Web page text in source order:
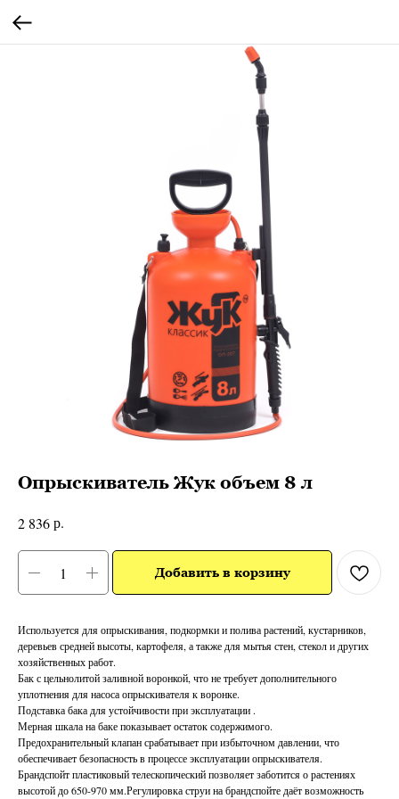
Опрыскиватель Жук объем 8 л
2 836р.
Добавить в корзину
Используется для опрыскивания, подкормки и полива растений, кустарников,
деревьев средней высоты, картофеля, а также для мытья стен, стекол и других
хозяйственных работ.
Бак с цельнолитой заливной воронкой, что не требует дополнительного
уплотнения для насоса опрыскивателя к воронке.
Подставка бака для устойчивости при эксплуатации .
Мерная шкала на баке показывает остаток содержимого.
Предохранительный клапан срабатывает при избыточном давлении, что
обеспечивает безопасность в процессе эксплуатации опрыскивателя.
Брандспойт пластиковый телескопический позволяет заботится о растениях
высотой до 650-970 мм.Регулировка струи на брандспойте даёт возможность